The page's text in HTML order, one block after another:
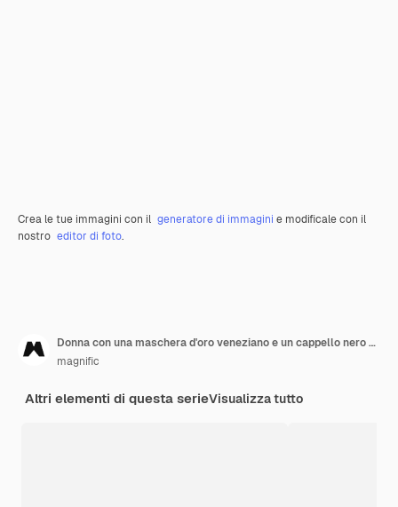
Crea le tue immagini con il generatore di immagini e modificale con il
nostro editor di foto.
Donna con una maschera d'oro veneziano e un cappello nero su sfondo bianco
magnific
Altri elementi di questa serieVisualizza tutto